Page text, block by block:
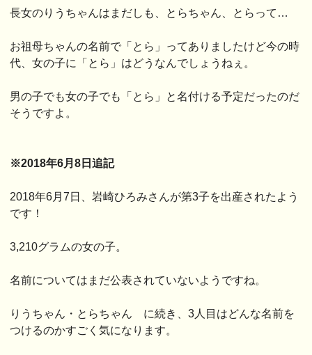
長女のりうちゃんはまだしも、とらちゃん、とらって…
お祖母ちゃんの名前で「とら」ってありましたけど今の時
代、女の子に「とら」はどうなんでしょうねぇ。
男の子でも女の子でも「とら」と名付ける予定だったのだ
そうですよ。
※2018年6月8日追記
2018年6月7日、岩崎ひろみさんが第3子を出産されたよう
です！
3,210グラムの女の子。
名前についてはまだ公表されていないようですね。
りうちゃん・とらちゃん に続き、3人目はどんな名前を
つけるのかすごく気になります。